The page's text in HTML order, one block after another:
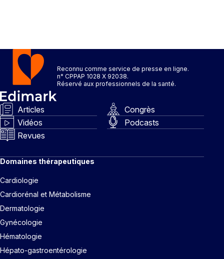
Reconnu comme service de presse en ligne.
n° CPPAP 1028 X 92038.
Réservé aux professionnels de la santé.
Articles
Congrès
Vidéos
Podcasts
Revues
Domaines thérapeutiques
Cardiologie
Cardiorénal et Métabolisme
Dermatologie
Gynécologie
Hématologie
Hépato-gastroentérologie